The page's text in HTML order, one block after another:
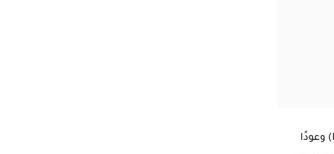
في ظل المشهد الرقمي المتغير بسرعة في وقتنا احالي، يحمل مستقبل تكنولوجيا التعليم (EdTech) وعودًا